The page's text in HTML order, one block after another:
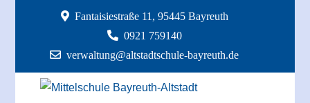
Fantaisiestraße 11, 95445 Bayreuth
0921 759140
verwaltung@altstadtschule-bayreuth.de